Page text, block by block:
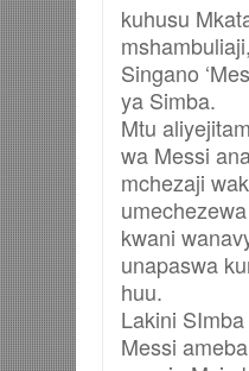
kuhusu
Singano
ya Simba.
Mtu
wa Messi
mchezaji
kwani
unapaswa
huu.
Lakini
Messi